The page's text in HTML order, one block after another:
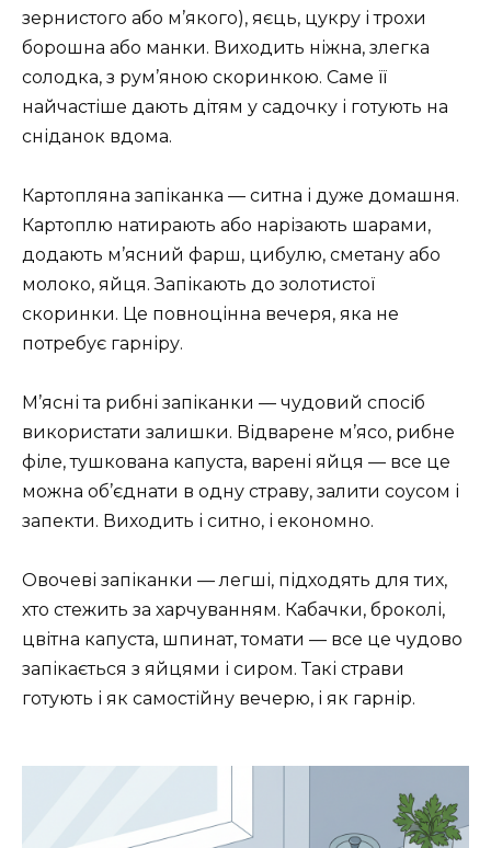
зернистого або м’якого), яєць, цукру і трохи
борошна або манки. Виходить ніжна, злегка
солодка, з рум’яною скоринкою. Саме її
найчастіше дають дітям у садочку і готують на
сніданок вдома.
Картопляна запіканка — ситна і дуже домашня.
Картоплю натирають або нарізають шарами,
додають м’ясний фарш, цибулю, сметану або
молоко, яйця. Запікають до золотистої
скоринки. Це повноцінна вечеря, яка не
потребує гарніру.
М’ясні та рибні запіканки — чудовий спосіб
використати залишки. Відварене м’ясо, рибне
філе, тушкована капуста, варені яйця — все це
можна об’єднати в одну страву, залити соусом і
запекти. Виходить і ситно, і економно.
Овочеві запіканки — легші, підходять для тих,
хто стежить за харчуванням. Кабачки, броколі,
цвітна капуста, шпинат, томати — все це чудово
запікається з яйцями і сиром. Такі страви
готують і як самостійну вечерю, і як гарнір.